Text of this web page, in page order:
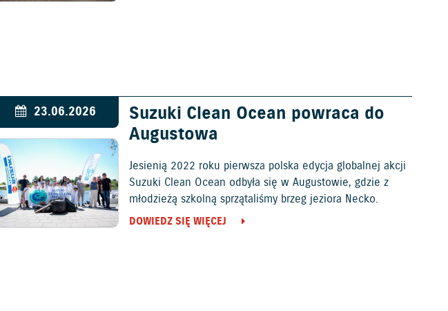
23.06.2026
Suzuki Clean Ocean powraca do
Augustowa
Jesienią 2022 roku pierwsza polska edycja globalnej akcji
Suzuki Clean Ocean odbyła się w Augustowie, gdzie z
młodzieżą szkolną sprzątaliśmy brzeg jeziora Necko.
DOWIEDZ SIĘ WIĘCEJ